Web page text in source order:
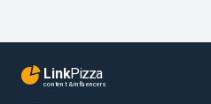
LinkPizza
content & influencers